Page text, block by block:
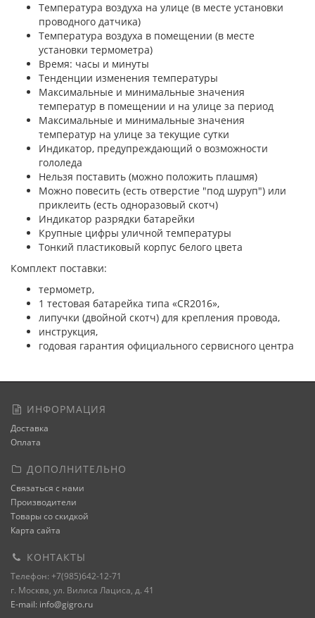
Температура воздуха на улице (в месте установки
проводного датчика)
Температура воздуха в помещении (в месте
установки термометра)
Время: часы и минуты
Тенденции изменения температуры
Максимальные и минимальные значения
температур в помещении и на улице за период
Максимальные и минимальные значения
температур на улице за текущие сутки
Индикатор, предупреждающий о возможности
гололеда
Нельзя поставить (можно положить плашмя)
Можно повесить (есть отверстие "под шуруп") или
приклеить (есть одноразовый скотч)
Индикатор разрядки батарейки
Крупные цифры уличной температуры
Тонкий пластиковый корпус белого цвета
Комплект поставки:
термометр,
1 тестовая батарейка типа «CR2016»,
липучки (двойной скотч) для крепления провода,
инструкция,
годовая гарантия официального сервисного центра
ИНФОРМАЦИЯ
Доставка
Оплата
ДОПОЛНИТЕЛЬНО
Связаться с нами
Производители
Товары со скидкой
Карта сайта
КОНТАКТЫ
Телефон: +7(985)642-12-71
г. Москва, ул. Вилиса Лациса, д. 41
E-mail: info@gigro.ru